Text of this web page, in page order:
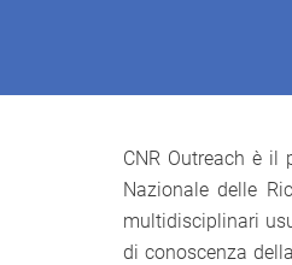
CNR Outreach è
Nazionale delle
multidisciplinari
di conoscenza